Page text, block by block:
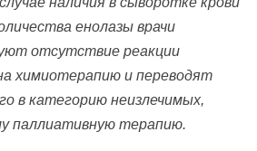
енолазы врачи
отсутствие реакции
химиотерапию и переводят
в категорию неизлечимых,
паллиативную терапию.